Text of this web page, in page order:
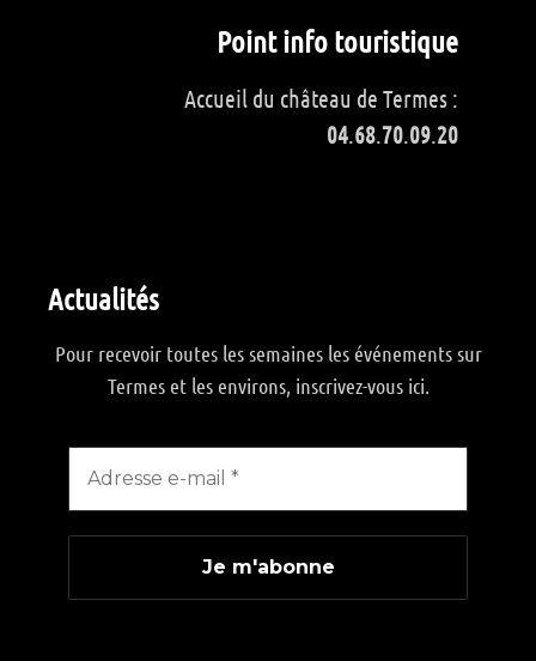
Point info touristique
Accueil du château de Termes :
04.68.70.09.20
Actualités
Pour recevoir toutes les semaines les événements sur
Termes et les environs, inscrivez-vous ici.